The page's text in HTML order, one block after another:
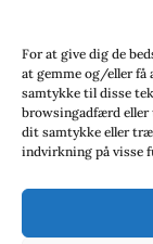
For at give dig de
at gemme og/eller få
samtykke til disse
browsingadfærd eller
dit samtykke eller
indvirkning på visse
Sverige:
Sverige: